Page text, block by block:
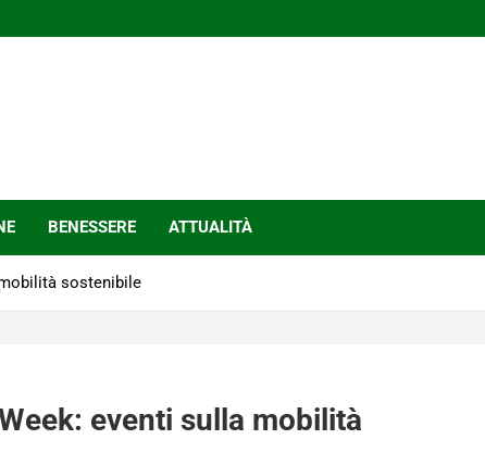
BENESSERE ATTUALITÀ
sostenibile
eventi sulla mobilità